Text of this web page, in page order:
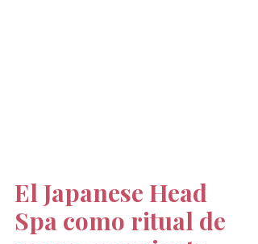
El Japanese Head
Spa como ritual de